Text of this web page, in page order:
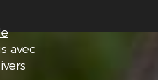
avec